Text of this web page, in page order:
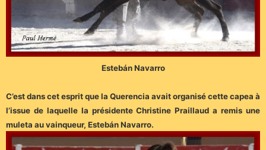
Estebán Navarro
C’est dans cet esprit que la Querencia avait organisé cette capea à
l’issue de laquelle la présidente Christine Praillaud a remis une
muleta au vainqueur, Estebán Navarro.